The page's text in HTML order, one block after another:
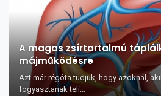
A magas zsírtartalmú
májműködésre
Azt már régóta tudjuk, hogy azoknál,
fogyasztanak telí...